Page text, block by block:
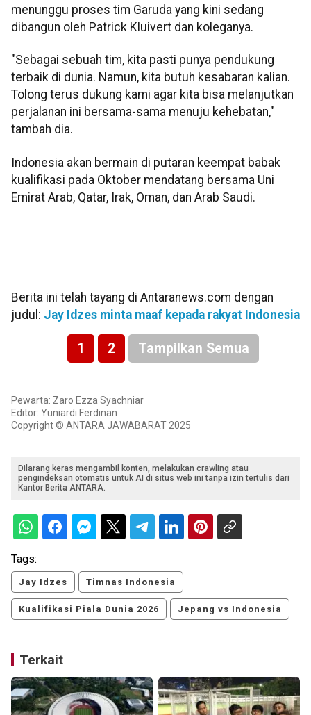
menunggu proses tim Garuda yang kini sedang
dibangun oleh Patrick Kluivert dan koleganya.
"Sebagai sebuah tim, kita pasti punya pendukung
terbaik di dunia. Namun, kita butuh kesabaran kalian.
Tolong terus dukung kami agar kita bisa melanjutkan
perjalanan ini bersama-sama menuju kehebatan,"
tambah dia.
Indonesia akan bermain di putaran keempat babak
kualifikasi pada Oktober mendatang bersama Uni
Emirat Arab, Qatar, Irak, Oman, dan Arab Saudi.
Berita ini telah tayang di Antaranews.com dengan
judul: Jay Idzes minta maaf kepada rakyat Indonesia
1 2 Tampilkan Semua
Pewarta: Zaro Ezza Syachniar
Editor: Yuniardi Ferdinan
Copyright © ANTARA JAWABARAT 2025
Dilarang keras mengambil konten, melakukan crawling atau
pengindeksan otomatis untuk AI di situs web ini tanpa izin tertulis dari
Kantor Berita ANTARA.
Tags:
Jay Idzes Timnas Indonesia
Kualifikasi Piala Dunia 2026 Jepang vs Indonesia
Terkait